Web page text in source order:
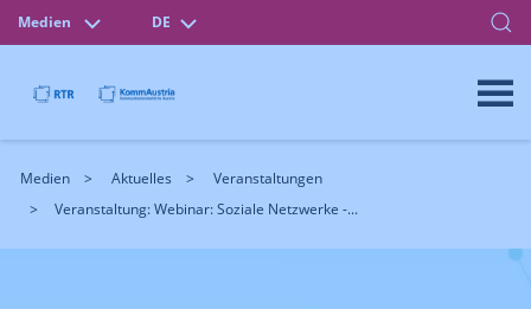
Medien DE
Medien Aktuelles
Veranstaltungen
Veranstaltung: Webinar: Soziale Netzwerke -...